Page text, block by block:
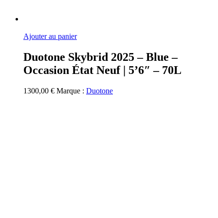
Ajouter au panier
Duotone Skybrid 2025 – Blue –
Occasion État Neuf | 5’6″ – 70L
1300,00 € Marque : Duotone